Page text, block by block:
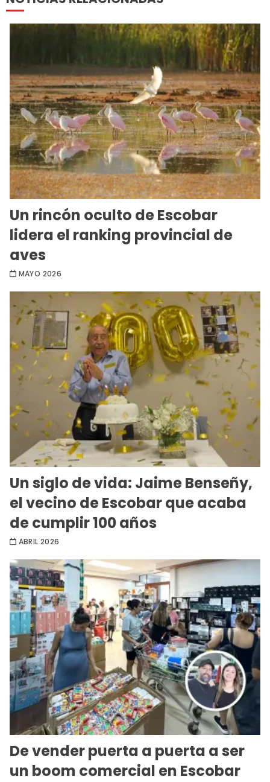
Un rincón oculto de Escobar
lidera el ranking provincial de
aves
MAYO 2026
Un siglo de vida: Jaime Benseñy,
el vecino de Escobar que acaba
de cumplir 100 años
ABRIL 2026
De vender puerta a puerta a ser
un boom comercial en Escobar